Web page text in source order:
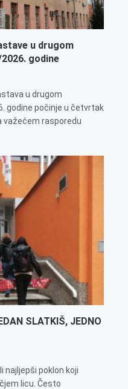
u drugom
godine
u drugom
godine počinje u četvrtak
važećem rasporedu
SLATKIŠ, JEDNO
najljepši poklon koji
licu. Često